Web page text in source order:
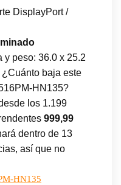
DisplayPort /
y peso: 36.0 x 25.2
¿Cuánto baja este
HN135?
los 1.199
999,99
dentro de 13
así que no
HN135